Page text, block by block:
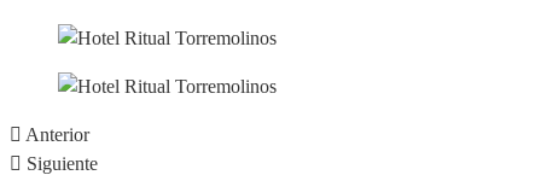
Anterior
Siguiente